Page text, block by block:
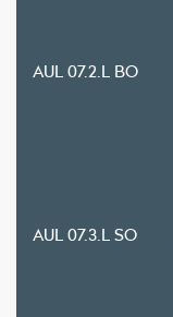
AUL 07.2.L BO
AUL 07.3.L SO